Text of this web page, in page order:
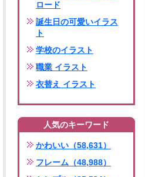
ロード
誕生日の可愛いイラス
ト
学校のイラスト
職業 イラスト
衣替え イラスト
人気のキーワード
かわいい（58,631）
フレーム（48,988）